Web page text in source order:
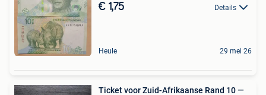
€ 1,75 Details
Heule 29 mei 26
Ticket voor Zuid-Afrikaanse Rand 10 —